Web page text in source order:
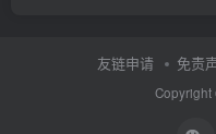
友链申请 免责
Copyright